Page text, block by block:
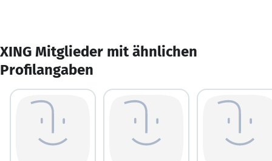
XING Mitglieder mit ähnlichen
Profilangaben